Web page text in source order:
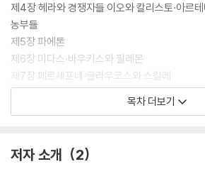
제4장 헤라와 경쟁자들 이오와 칼리스토·아르
농부들
제5장 파에톤
제6장 미다스·바우키스와 필레몬
제7장 페르세포네·글라우코스와 스킬레
제8장 피그말리온·드리오페·아프로디테와 아
제11장 에로스와 프시케
목차 더보기
저자 소개 2